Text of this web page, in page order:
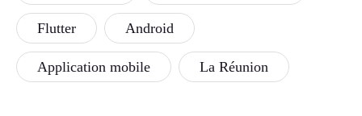
Flutter Android
Application mobile La Réunion